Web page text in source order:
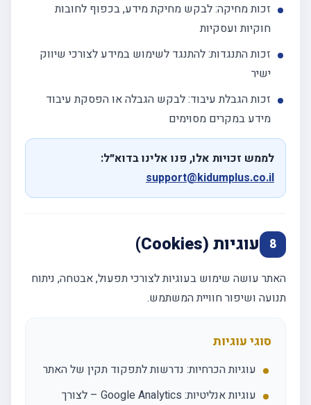
זכות מחיקה: לבקש מחיקת מידע, בכפוף לחובות
חוקיות ועסקיות
זכות התנגדות: להתנגד לשימוש במידע לצורכי שיווק
ישיר
זכות הגבלת עיבוד: לבקש הגבלה או הפסקת עיבוד
מידע במקרים מסוימים
לממש זכויות אלו, פנו אלינו בדוא״ל:
support@kidumplus.co.il
8 עוגיות (Cookies)
האתר עושה שימוש בעוגיות לצורכי תפעול, אבטחה, ניתוח
תנועה ושיפור חוויית המשתמש.
סוגי עוגיות
עוגיות הכרחיות: נדרשות לתפקוד תקין של האתר
עוגיות אנליטיות: Google Analytics – לצורך